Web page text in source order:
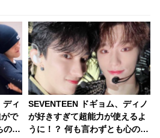
ディ
で
のデ
SEVENTEEN ドギョム、ディノ
が好きすぎて超能力が使えるよ
うに！？ 何も言わずとも心のう